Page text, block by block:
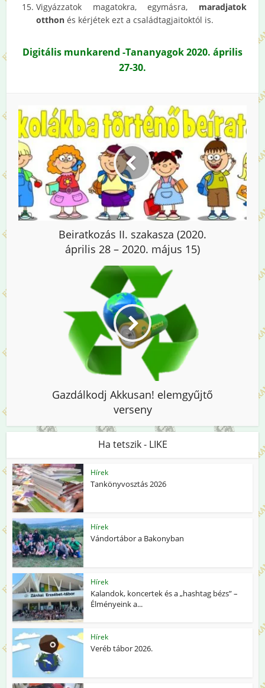
Vigyázzatok magatokra, egymásra, maradjatok
otthon és kérjétek ezt a családtagjaitoktól is.
Digitális munkarend -Tananyagok 2020. április
27-30.
Beiratkozás II. szakasza (2020.
április 28 – 2020. május 15)
Gazdálkodj Akkusan! elemgyűjtő
verseny
Ha tetszik - LIKE
Hírek
Tankönyvosztás 2026
Hírek
Vándortábor a Bakonyban
Hírek
Kalandok, koncertek és a „hashtag bézs” –
Élményeink a...
Hírek
Veréb tábor 2026.